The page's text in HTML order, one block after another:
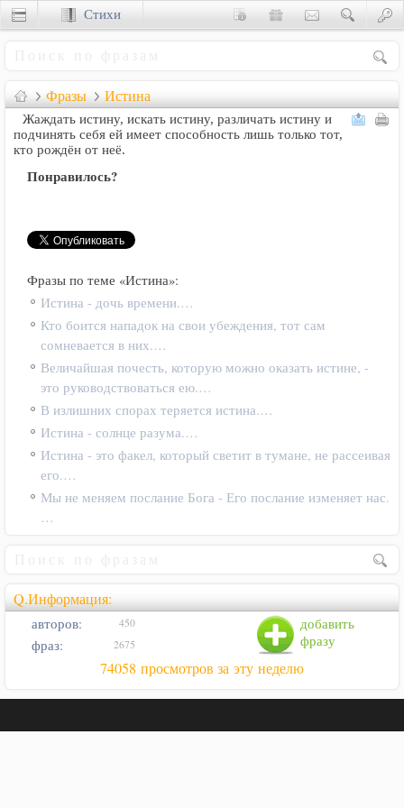
Фразы Истина
Жаждать истину, искать истину, различать истину и
подчинять себя ей имеет способность лишь только тот,
кто рождён от неё.
Понравилось?
Фразы по теме «Истина»:
Истина - дочь времени.…
Кто боится нападок на свои убеждения, тот сам
сомневается в них.…
Величайшая почесть, которую можно оказать истине, -
это руководствоваться ею.…
В излишних спорах теряется истина.…
Истина - солнце разума.…
Истина - это факел, который светит в тумане, не рассеивая
его.…
Мы не меняем послание Бога - Его послание изменяет нас.
…
Q.Информация:
добавить
фразу
авторов: 450
фраз: 2675
74058 просмотров за эту неделю
Стихи